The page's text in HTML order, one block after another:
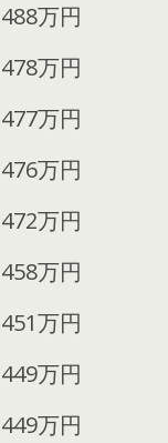
488万円
478万円
477万円
476万円
472万円
458万円
451万円
449万円
449万円